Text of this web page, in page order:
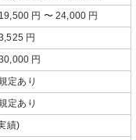
19,500 円 〜 24,000 円
円
円
定あり
定あり
績)